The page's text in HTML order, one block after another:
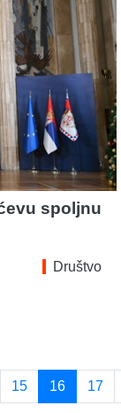
spoljnu
Društvo
15 16 17